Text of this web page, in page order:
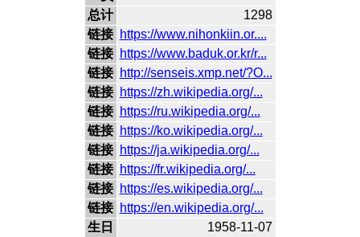
总计
1298
链接 https://www.nihonkiin.or....
链接 https://www.baduk.or.kr/r...
链接 http://senseis.xmp.net/?O...
链接 https://zh.wikipedia.org/...
链接 https://ru.wikipedia.org/...
链接 https://ko.wikipedia.org/...
链接 https://ja.wikipedia.org/...
链接 https://fr.wikipedia.org/...
链接 https://es.wikipedia.org/...
链接 https://en.wikipedia.org/...
生日
1958-11-07